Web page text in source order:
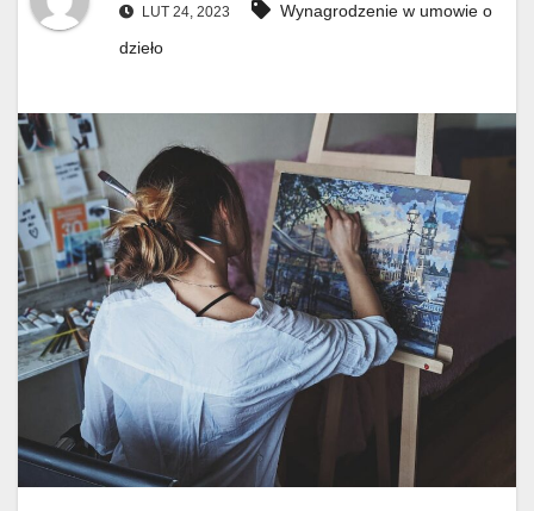
LUT 24, 2023
Wynagrodzenie w umowie o
dzieło